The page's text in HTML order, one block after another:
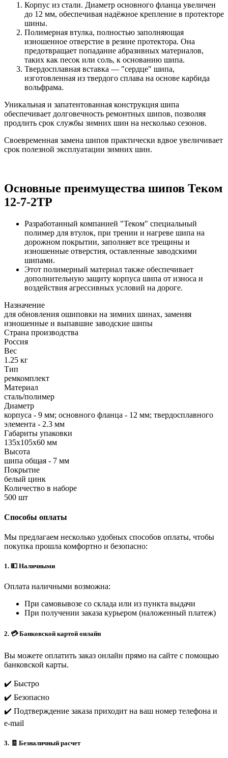
Корпус из стали. Диаметр основного фланца увеличен
до 12 мм, обеспечивая надёжное крепление в протекторе
шины.
Полимерная втулка, полностью заполняющая
изношенное отверстие в резине протектора. Она
предотвращает попадание абразивных материалов,
таких как песок или соль, к основанию шипа.
Твердосплавная вставка — "сердце" шипа,
изготовленная из твердого сплава на основе карбида
вольфрама.
Уникальная и запатентованная конструкция шипа
обеспечивает долговечность ремонтных шипов, позволяя
продлить срок службы зимних шин на несколько сезонов.
Своевременная замена шипов практически вдвое увеличивает
срок полезной эксплуатации зимних шин.
Основные преимущества шипов Теком
12-7-2ТР
Разработанный компанией "Теком" специальный
полимер для втулок, при трении и нагреве шипа на
дорожном покрытии, заполняет все трещины и
изношенные отверстия, оставленные заводскими
шипами.
Этот полимерный материал также обеспечивает
дополнительную защиту корпуса шипа от износа и
воздействия агрессивных условий на дороге.
Назначение
для обновления ошиповки на зимних шинах, заменяя
изношенные и выпавшие заводские шипы
Страна производства
Россия
Вес
1.25 кг
Тип
ремкомплект
Материал
сталь/полимер
Диаметр
корпуса - 9 мм; основного фланца - 12 мм; твердосплавного
элемента - 2.3 мм
Габариты упаковки
135х105х60 мм
Высота
шипа общая - 7 мм
Покрытие
белый цинк
Количество в наборе
500 шт
Способы оплаты
Мы предлагаем несколько удобных способов оплаты, чтобы
покупка прошла комфортно и безопасно:
1. 💵 Наличными
Оплата наличными возможна:
При самовывозе со склада или из пункта выдачи
При получении заказа курьером (наложенный платеж)
2. 💳 Банковской картой онлайн
Вы можете оплатить заказ онлайн прямо на сайте с помощью
банковской карты.
✔️ Быстро
✔️ Безопасно
✔️ Подтверждение заказа приходит на ваш номер телефона и
e-mail
3. 🧾 Безналичный расчет